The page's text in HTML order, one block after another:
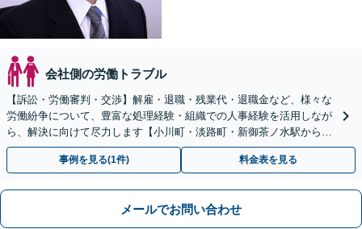
会社側の労働トラブル
【訴訟・労働審判・交渉】解雇・退職・残業代・退職金など、様々な
労働紛争について、豊富な処理経験・組織での人事経験を活用しなが
ら、解決に向けて尽力します【小川町・淡路町・新御茶ノ水駅から約
1分、御茶ノ水駅も利用可】
事例を見る(1件) 料金表を見る
メールでお問い合わせ